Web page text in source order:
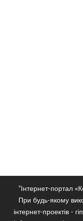
"Інтернет-портал
При будь-якому
інтернет-проектів -